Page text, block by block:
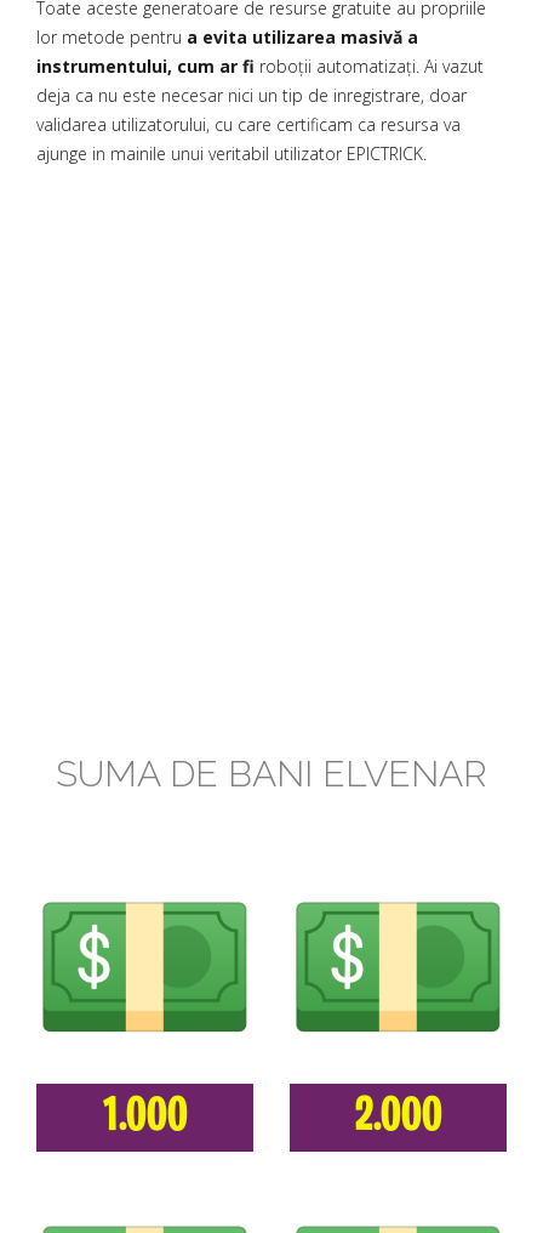
Toate aceste generatoare de resurse gratuite au propriile
lor metode pentru a evita utilizarea masivă a
instrumentului, cum ar fi roboții automatizați. Ai vazut
deja ca nu este necesar nici un tip de inregistrare, doar
validarea utilizatorului, cu care certificam ca resursa va
ajunge in mainile unui veritabil utilizator EPICTRICK.
SUMA DE BANI ELVENAR
1.000 2.000